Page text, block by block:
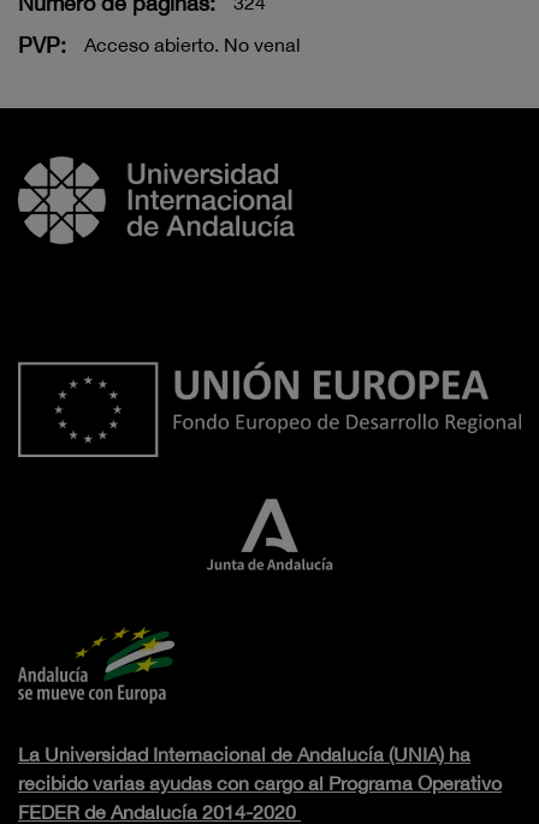
PVP: Acceso abierto. No venal
La Universidad Internacional de Andalucía (UNIA) ha
recibido varias ayudas con cargo al Programa Operativo
FEDER de Andalucía 2014-2020